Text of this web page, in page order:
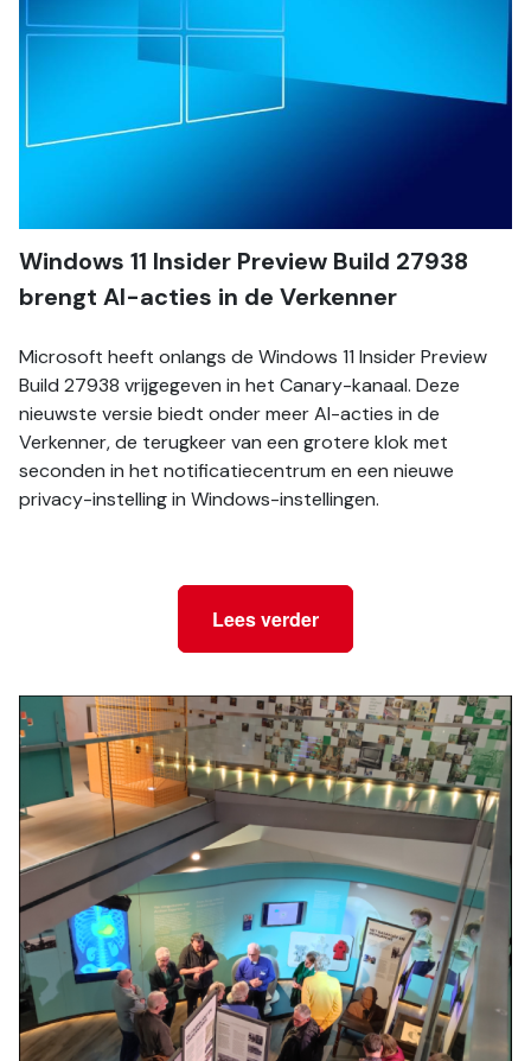
Windows 11 Insider Preview Build 27938
brengt AI-acties in de Verkenner
Microsoft heeft onlangs de Windows 11 Insider Preview
Build 27938 vrijgegeven in het Canary-kanaal. Deze
nieuwste versie biedt onder meer AI-acties in de
Verkenner, de terugkeer van een grotere klok met
seconden in het notificatiecentrum en een nieuwe
privacy-instelling in Windows-instellingen.
Lees verder